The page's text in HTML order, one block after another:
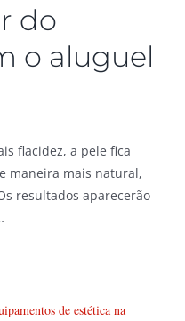
do
o aluguel
flacidez, a pele fica
maneira mais natural,
resultados aparecerão
de estética na